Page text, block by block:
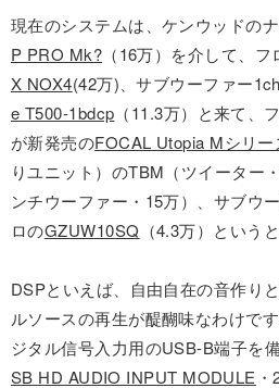
現在のシステムは、ケンウッドの
P PRO Mk? （16万）を介して、
X NOX4(42万)、サブウーファー
e T500-1bdcp （11.3万）と来て、
が新発売のFOCAL Utopia Mシリー
りユニット）のTBM（ツイーター
ンチウーファー・15万）、サブウ
ロのGZUW10SQ （4.3万）という
DSPといえば、自由自在の音作り
ルソースの再生が醍醐味なわけで
ジタル信号入力用のUSB-B端子を
SB HD AUDIO INPUT MODULE